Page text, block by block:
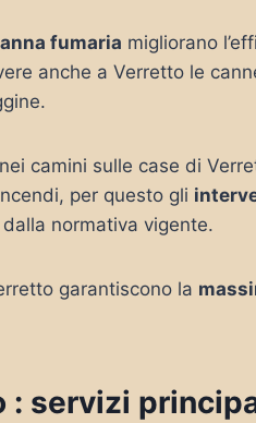
fumaria migliorano
anche a Verretto le
camini sulle case di
per questo gli
normativa vigente.
garantiscono la
: servizi